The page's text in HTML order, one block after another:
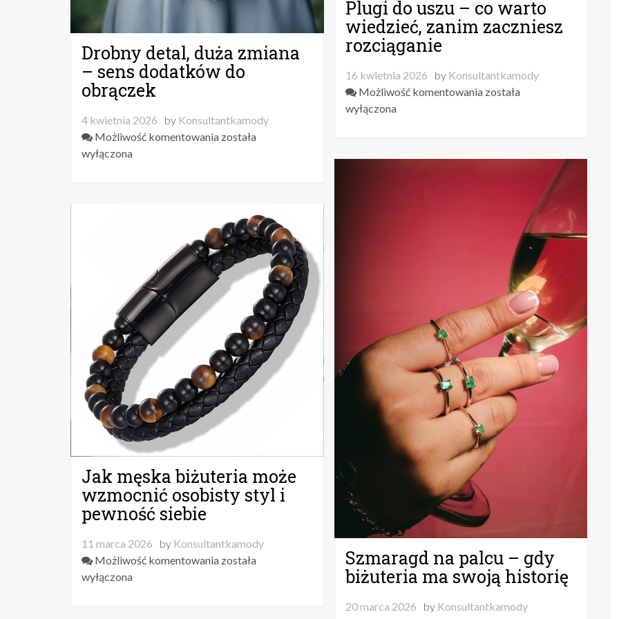
Plugi do uszu – co warto
wiedzieć, zanim zaczniesz
rozciąganie
16 kwietnia 2026 by Konsultantkamody
Możliwość komentowania Plugi
co
zaczniesz
rozciąganie
została
wyłączona
Drobny detal, duża zmiana
– sens dodatków do
obrączek
4 kwietnia 2026 by Konsultantkamody
Możliwość komentowania Drobny
sens
dodatków
do
obrączek
została
wyłączona
Szmaragd na palcu – gdy
biżuteria ma swoją historię
20 marca 2026 by Konsultantkamody
Jak męska biżuteria może
wzmocnić osobisty styl i
pewność siebie
11 marca 2026 by Konsultantkamody
Możliwość komentowania Jak
została
wyłączona